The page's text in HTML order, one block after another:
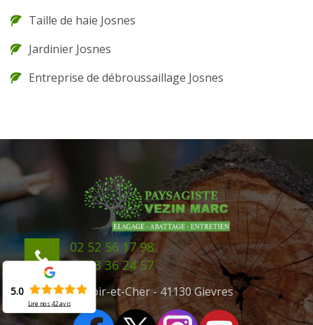
Taille de haie Josnes
Jardinier Josnes
Entreprise de débroussaillage Josnes
02 52 56 17 98
06 43 36 24 57
41 Loir-et-Cher - 41130 Gievres
5.0
Lire nos 42avis